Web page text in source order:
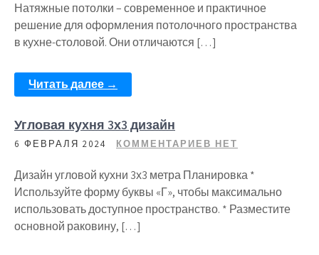
Натяжные потолки – современное и практичное
решение для оформления потолочного пространства
в кухне-столовой. Они отличаются […]
Читать далее →
Угловая кухня 3х3 дизайн
6 ФЕВРАЛЯ 2024 КОММЕНТАРИЕВ НЕТ
Дизайн угловой кухни 3х3 метра Планировка *
Используйте форму буквы «Г», чтобы максимально
использовать доступное пространство. * Разместите
основной раковину, […]